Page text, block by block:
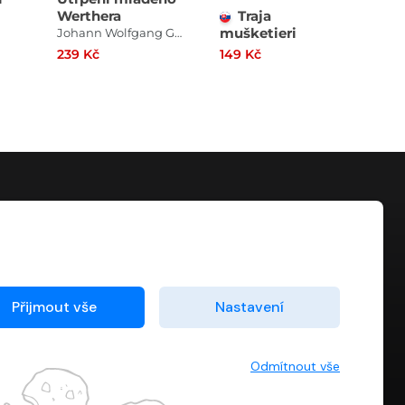
Werthera
Johann Wolfgang Goethe
239 Kč
Traja
mušketieri
149 Kč
Přijmout vše Nastavení
Odmítnout vše